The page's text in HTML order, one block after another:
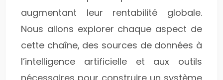
augmentant leur rentabilité globale.
Nous allons explorer chaque aspect de
cette chaîne, des sources de données à
l’intelligence artificielle et aux outils